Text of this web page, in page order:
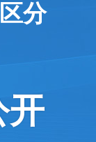
分
开